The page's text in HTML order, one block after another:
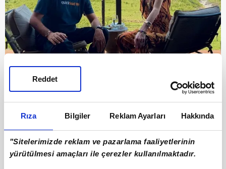
Rıza Bilgiler Reklam Ayarları Hakkında
"Sitelerimizde reklam ve pazarlama faaliyetlerinin
yürütülmesi amaçları ile çerezler kullanılmaktadır.
Reddet 8
EŞİYLE ROMANTİK POZ
Yalçın, eşiyle çıktığı romantik turdan pozlar da
paylaşmıştı.